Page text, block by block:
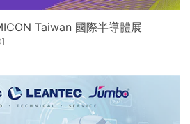
Taiwan 國際半導體展